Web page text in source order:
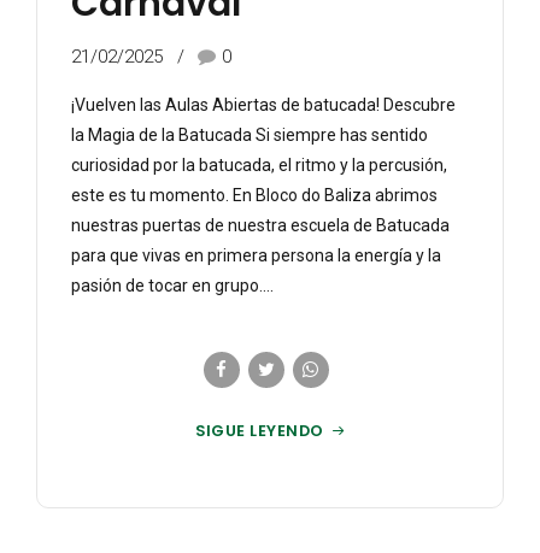
21/02/2025 0
¡Vuelven las Aulas Abiertas de batucada! Descubre
la Magia de la Batucada Si siempre has sentido
curiosidad por la batucada, el ritmo y la percusión,
este es tu momento. En Bloco do Baliza abrimos
nuestras puertas de nuestra escuela de Batucada
para que vivas en primera persona la energía y la
pasión de tocar en grupo....
SIGUE LEYENDO